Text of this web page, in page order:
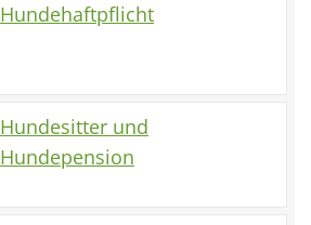
Hundehaftpflicht
Hundesitter und
Hundepension